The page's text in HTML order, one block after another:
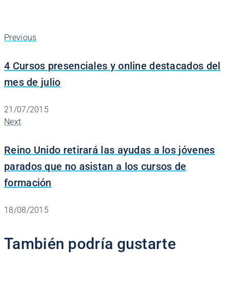
Previous
4 Cursos presenciales y online destacados del
mes de julio
21/07/2015
Next
Reino Unido retirará las ayudas a los jóvenes
parados que no asistan a los cursos de
formación
18/08/2015
También podría gustarte